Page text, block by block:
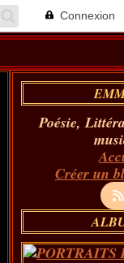
Connexion
Poésie,
Créer un